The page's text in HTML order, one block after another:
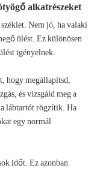
alkatrészeket
Nem jó, ha valaki
ülést. Ez különösen
igényelnek.
hogy megállapítsd,
és vizsgáld meg a
a lábtartót rögzítik. Ha
egy normál
időt. Ez azonban